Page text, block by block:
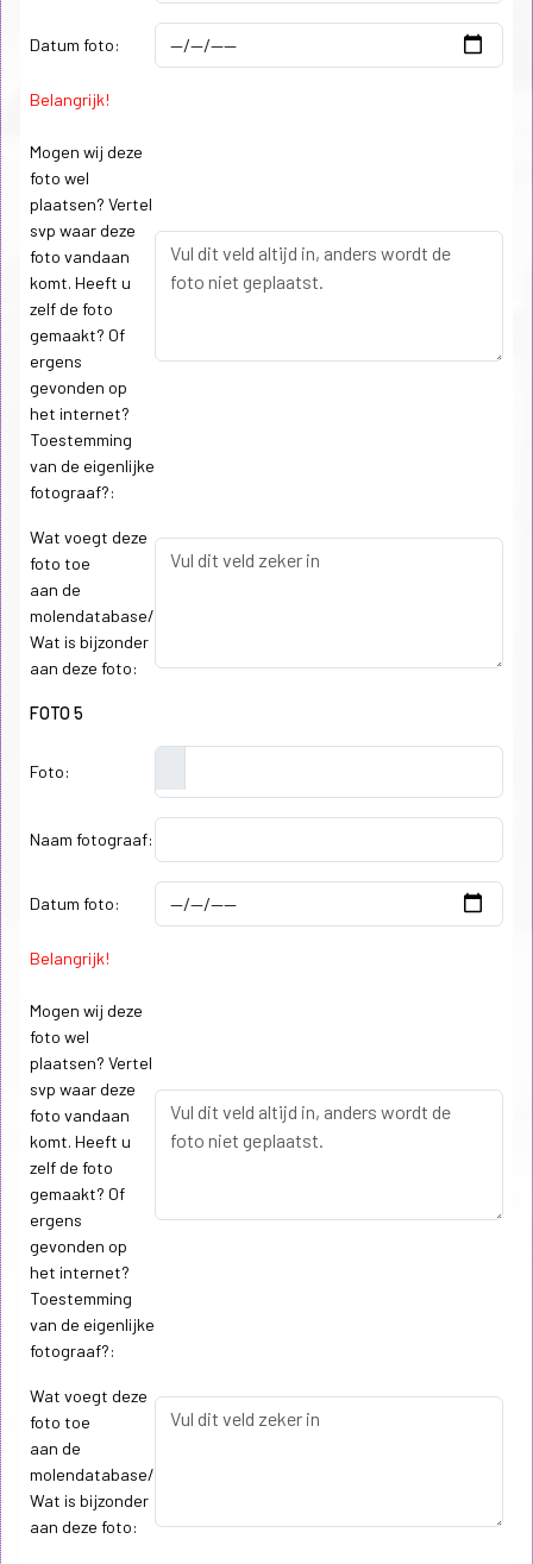
Datum foto:
Belangrijk!
Mogen wij deze
foto wel
plaatsen? Vertel
svp waar deze
foto vandaan
komt. Heeft u
zelf de foto
gemaakt? Of
ergens
gevonden op
het internet?
Toestemming
van de eigenlijke
fotograaf?:
Wat voegt deze
foto toe
aan de
molendatabase/
Wat is bijzonder
aan deze foto:
FOTO 5
Foto:
Naam fotograaf:
Datum foto:
Belangrijk!
Mogen wij deze
foto wel
plaatsen? Vertel
svp waar deze
foto vandaan
komt. Heeft u
zelf de foto
gemaakt? Of
ergens
gevonden op
het internet?
Toestemming
van de eigenlijke
fotograaf?:
Wat voegt deze
foto toe
aan de
molendatabase/
Wat is bijzonder
aan deze foto: